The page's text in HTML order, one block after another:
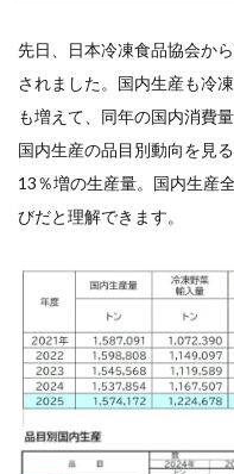
先日、日本冷凍食品協会か
されました。国内生産も冷
も増えて、同年の国内消費
国内生産の品目別動向を見
13％増の生産量。国内生産
びだと理解できます。